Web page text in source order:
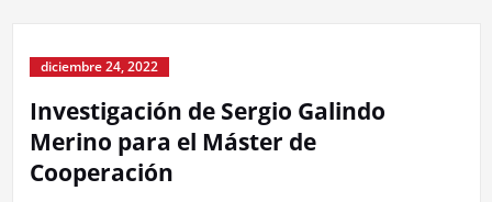
diciembre 24, 2022
Investigación de Sergio Galindo
Merino para el Máster de
Cooperación